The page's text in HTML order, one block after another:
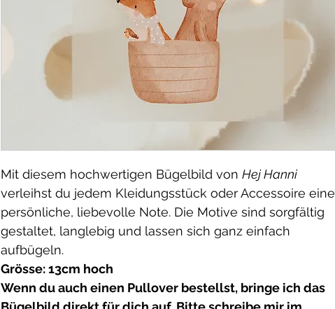
Mit diesem hochwertigen Bügelbild von Hej Hanni
verleihst du jedem Kleidungsstück oder Accessoire eine
persönliche, liebevolle Note. Die Motive sind sorgfältig
gestaltet, langlebig und lassen sich ganz einfach
aufbügeln.
Grösse: 13cm hoch
Wenn du auch einen Pullover bestellst, bringe ich das